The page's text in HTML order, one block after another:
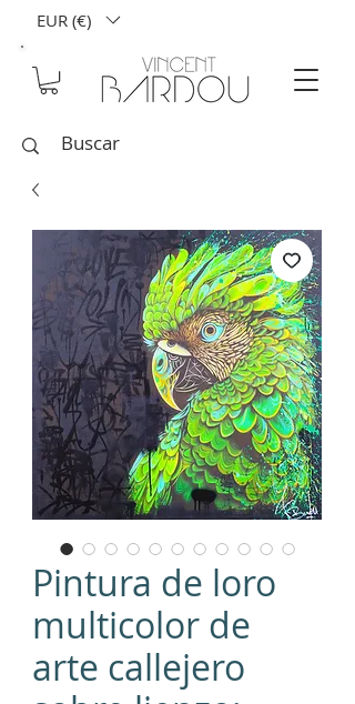
EUR (€)
Pintura de loro
multicolor de
arte callejero